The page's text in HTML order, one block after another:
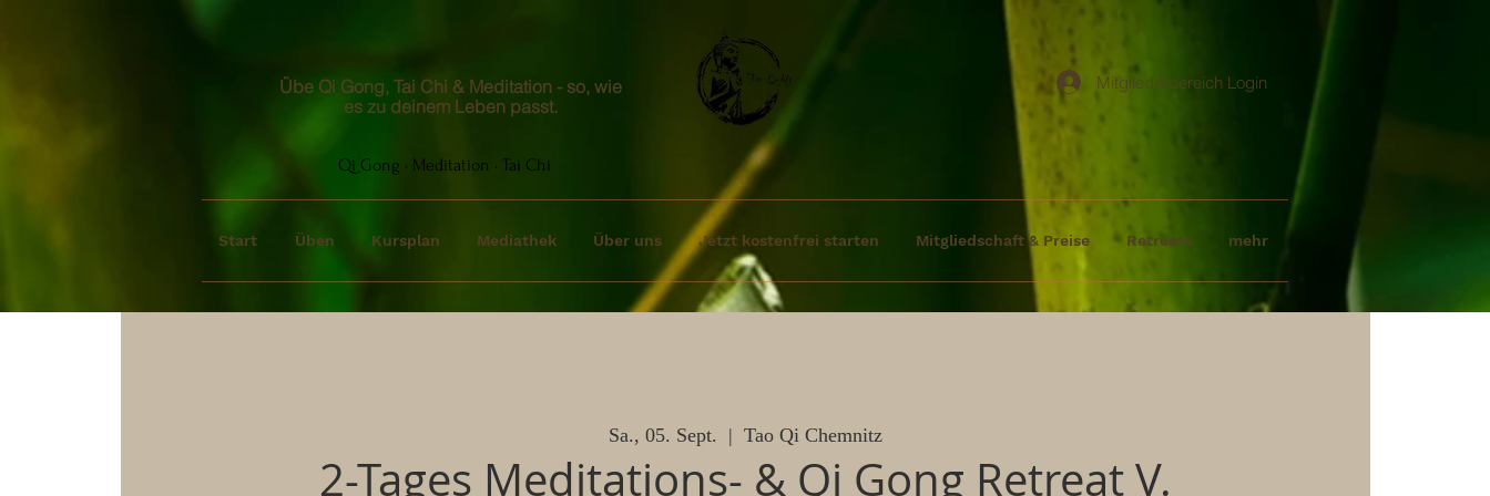
Übe Qi Gong, Tai Chi & Meditation - so, wie
es zu deinem Leben passt.
Mitgliederbereich Login
Qi Gong · Meditation · Tai Chi
Start Üben Kursplan Mediathek Über uns Jetzt kostenfrei starten Mitgliedschaft & Preise Retreats mehr
Sa., 05. Sept.
  |
Tao Qi Chemnitz
2-Tages Meditations- & Qi Gong Retreat V.